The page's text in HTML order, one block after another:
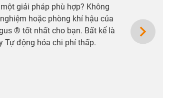
giải pháp phù hợp? Không
hoặc phòng khí hậu của
® tốt nhất cho bạn. Bất kể là
Tự động hóa chi phí thấp.